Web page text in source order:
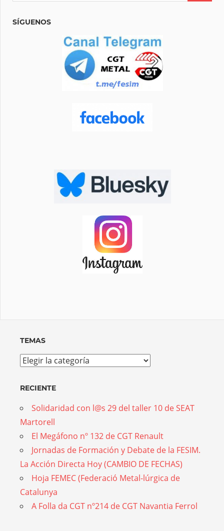
SÍGUENOS
TEMAS
Temas
RECIENTE
Solidaridad con l@s 29 del taller 10 de SEAT
Martorell
El Megáfono nº 132 de CGT Renault
Jornadas de Formación y Debate de la FESIM.
La Acción Directa Hoy (CAMBIO DE FECHAS)
Hoja FEMEC (Federació Metal-lúrgica de
Catalunya
A Folla da CGT nº214 de CGT Navantia Ferrol